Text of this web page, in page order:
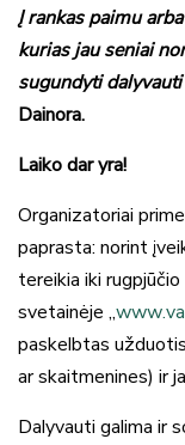
Į rankas paimu
kurias jau seniai
sugundyti
Dainora.
Laiko dar yra!
Organizatoriai
paprasta: norint
tereikia iki
svetainėje „
paskelbtas
ar skaitmenines) ir
Dalyvauti galima ir